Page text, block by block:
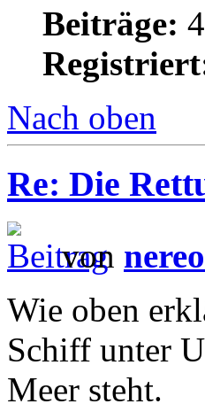
Beiträge:
Nach oben
Re: Die
von
Wie oben
Schiff unter
Meer steht.